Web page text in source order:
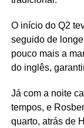
O início do Q2
seguido de
pouco mais a
do inglês,
Já com a noite
tempos, e
quarto, atrás de